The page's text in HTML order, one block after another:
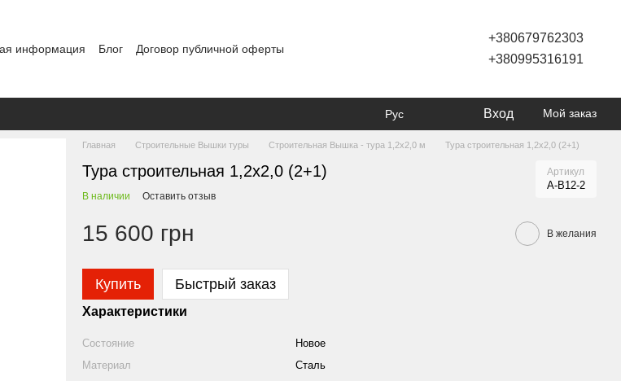
информация Блог
Договор публичной оферты
+380679762303
+380995316191
Рус Вход Мой заказ
Главная Строительные Вышки туры Строительная Вышка - тура 1,2х2,0 м Тура строительная 1,2х2,0 (2+1)
Тура строительная 1,2х2,0 (2+1) Артикул
А-В12-2
В наличии Оставить отзыв
15 600 грн В желания
Купить Быстрый заказ
Характеристики
Состояние
Новое
Материал
Сталь